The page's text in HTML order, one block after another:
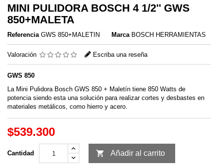
MINI PULIDORA BOSCH 4 1/2'' GWS
850+MALETA
Referencia GWS 850+MALETIN Marca BOSCH HERRAMIENTAS
Valoración Escriba una reseña
GWS 850
La Mini Pulidora Bosch GWS 850 + Maletín tiene 850 Watts de
potencia siendo esta una solución para realizar cortes y desbastes en
materiales metálicos, como hierro y acero.
$539.300
Cantidad  Añadir al carrito